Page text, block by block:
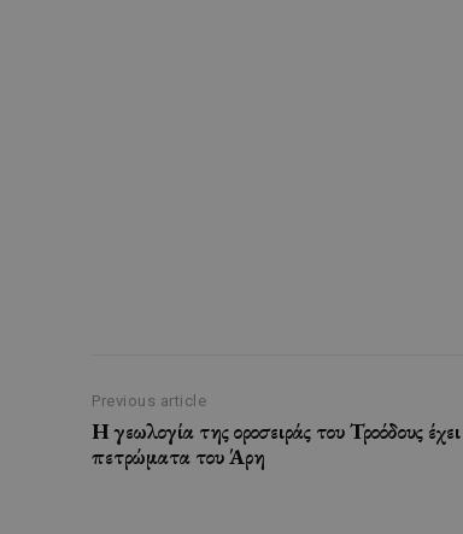
Previous article
Η γεωλογία της οροσειράς του Τροόδους
πετρώματα του Άρη